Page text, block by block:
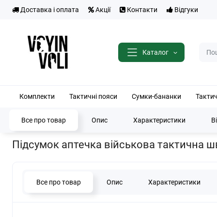
Доставка і оплата Акції Контакти Відгуки
Каталог
Комплекти Тактичні пояси Сумки-бананки
Все про товар Опис Характеристики
Головна Тактичні підсумки Підсумки аптечки Підсумок
Підсумок аптечка військова
Все про товар Опис Характеристики